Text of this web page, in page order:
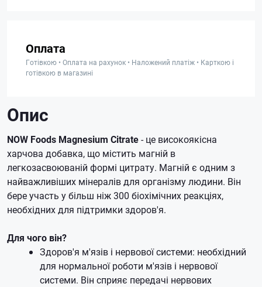
Оплата
Готівкою • Оплата на рахунок • Наложений платіж • Карткою і
готівкою в магазині
Опис
NOW Foods Magnesium Citrate- це високоякісна
харчова добавка, що містить магній в
легкозасвоюваній формі цитрату. Магній є одним з
найважливіших мінералів для організму людини. Він
бере участь у більш ніж 300 біохімічних реакціях,
необхідних для підтримки здоров'я.
Для чого він?
Здоров'я м'язів і нервової системи: необхідний
для нормальної роботи м'язів і нервової
системи. Він сприяє передачі нервових